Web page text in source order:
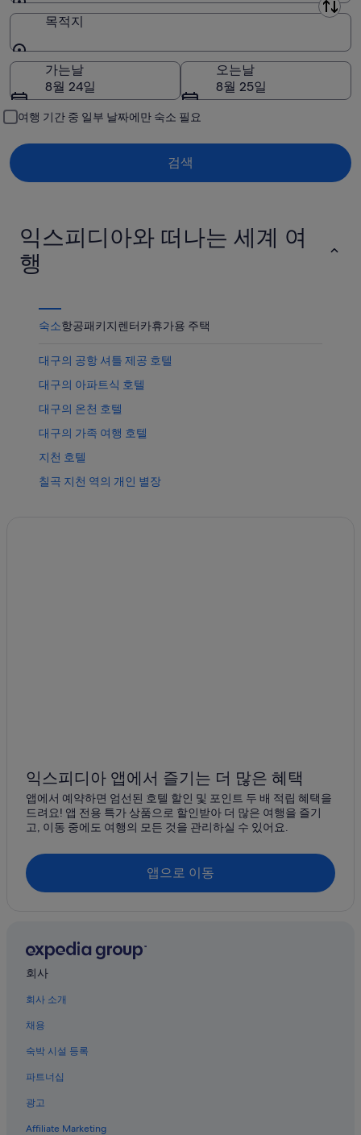
11
8
12
일)
14
-
8
16
일)
8
21
일
8
월
일)
출발지
목적지
목적지
가는날
8월 24일
오는날
8월 25일
여행 기간 중 일부 날짜에만 숙소 필요
검색
익스피디아와 떠나는 세계 여
행
숙소항공패키지렌터카휴가용 주택
대구의 공항 셔틀 제공 호텔
대구의 아파트식 호텔
대구의 온천 호텔
대구의 가족 여행 호텔
지천 호텔
칠곡 지천 역의 개인 별장
칠곡 지천 역의 아파트식 호텔
대구의 반려동물 동반 가능 호텔
대구의 로맨틱 호텔
대구의 사우나가 있는 호텔
대구의 타운하우스
대구의 사파리 텐트형 방갈로
대구의 코티지
대구의 워터파크 호텔
익스피디아 앱에서 즐기는 더 많은 혜택
앱에서 예약하면 엄선된 호텔 할인 및 포인트 두 배 적립 혜택을
드려요! 앱 전용 특가 상품으로 할인받아 더 많은 여행을 즐기
고, 이동 중에도 여행의 모든 것을 관리하실 수 있어요.
앱으로 이동
회사
회사 소개
채용
숙박 시설 등록
파트너십
광고
Affiliate Marketing